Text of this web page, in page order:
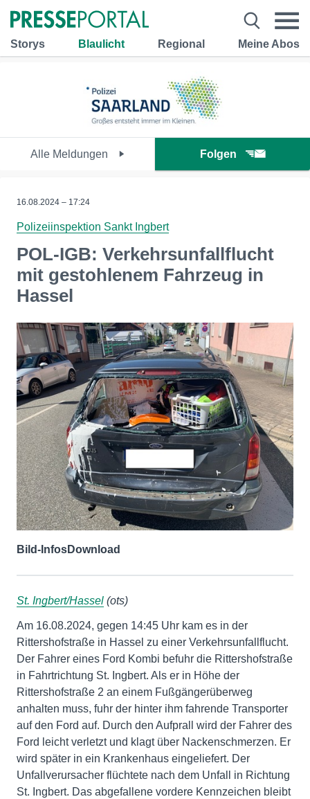
Storys Blaulicht Regional Meine Abos
Alle Meldungen Folgen
16.08.2024 – 17:24
Polizeiinspektion Sankt Ingbert
POL-IGB: Verkehrsunfallflucht
mit gestohlenem Fahrzeug in
Hassel
Bild-InfosDownload
St. Ingbert/Hassel (ots)
Am 16.08.2024, gegen 14:45 Uhr kam es in der
Rittershofstraße in Hassel zu einer Verkehrsunfallflucht.
Der Fahrer eines Ford Kombi befuhr die Rittershofstraße
in Fahrtrichtung St. Ingbert. Als er in Höhe der
Rittershofstraße 2 an einem Fußgängerüberweg
anhalten muss, fuhr der hinter ihm fahrende Transporter
auf den Ford auf. Durch den Aufprall wird der Fahrer des
Ford leicht verletzt und klagt über Nackenschmerzen. Er
wird später in ein Krankenhaus eingeliefert. Der
Unfallverursacher flüchtete nach dem Unfall in Richtung
St. Ingbert. Das abgefallene vordere Kennzeichen bleibt